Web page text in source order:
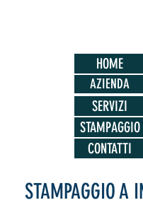
HOME
AZIENDA
SERVIZI
STAMPAGGIO
CONTATTI
STAMPAGGIO A